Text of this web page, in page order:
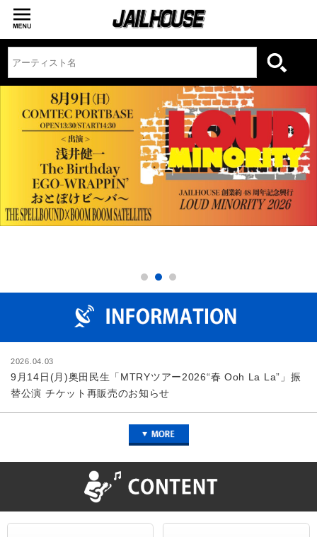
2026.04.03
9月14日(月)奥田民生「MTRYツアー2026“春 Ooh La La”」振
替公演 チケット再販売のお知らせ